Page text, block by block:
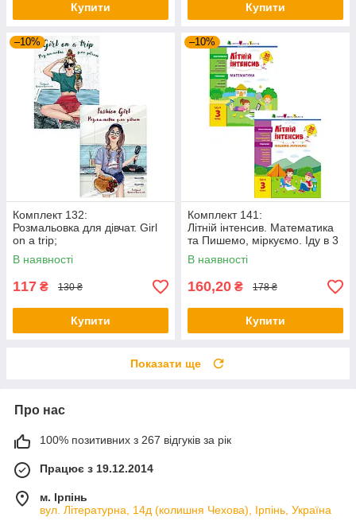
Купити Купити
–10%
Комплект 132:
Розмальовка для дівчат. Girl
on a trip;
Розмальовка для дівчат.
Fashion Girl
В наявності
117 ₴ 130 ₴
Купити
–10%
Комплект 141:
Літній інтенсив. Математика
та Пишемо, міркуємо. Іду в 3
клас
В наявності
160,20 ₴ 178 ₴
Купити
Показати ще
Про нас
100% позитивних з 267 відгуків за рік
Працює з 19.12.2014
м. Ірпінь
вул. Літературна, 14д (колишня Чехова), Ірпінь, Україна